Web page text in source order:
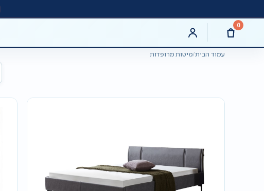
0
עמוד הבית/מיטות מרופדות